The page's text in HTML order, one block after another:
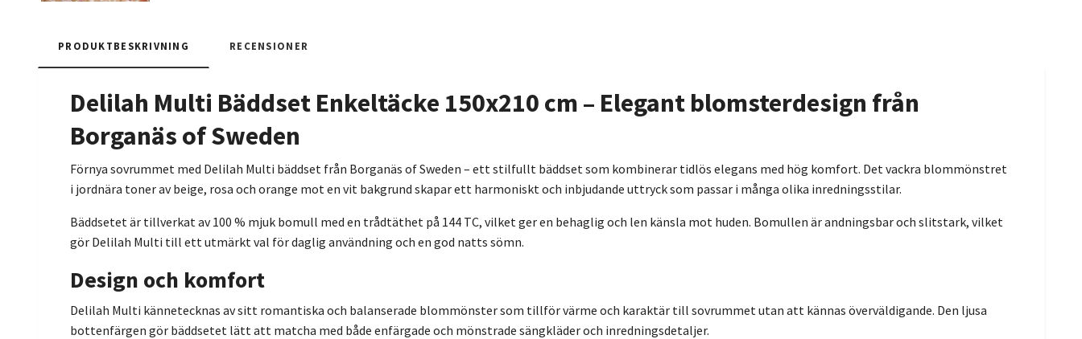
PRODUKTBESKRIVNING RECENSIONER
Delilah Multi Bäddset Enkeltäcke 150x210 cm – Elegant blomsterdesign från
Borganäs of Sweden
Förnya sovrummet med Delilah Multi bäddset från Borganäs of Sweden – ett stilfullt bäddset som kombinerar tidlös elegans med hög komfort. Det vackra blommönstret
i jordnära toner av beige, rosa och orange mot en vit bakgrund skapar ett harmoniskt och inbjudande uttryck som passar i många olika inredningsstilar.
Bäddsetet är tillverkat av 100 % mjuk bomull med en trådtäthet på 144 TC, vilket ger en behaglig och len känsla mot huden. Bomullen är andningsbar och slitstark, vilket
gör Delilah Multi till ett utmärkt val för daglig användning och en god natts sömn.
Design och komfort
Delilah Multi kännetecknas av sitt romantiska och balanserade blommönster som tillför värme och karaktär till sovrummet utan att kännas överväldigande. Den ljusa
bottenfärgen gör bäddsetet lätt att matcha med både enfärgade och mönstrade sängkläder och inredningsdetaljer.